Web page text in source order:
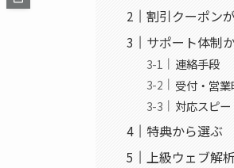
割引クーポン
サポート体制
連絡手段
受付・営
対応スピー
特典から選ぶ
上級ウェブ解